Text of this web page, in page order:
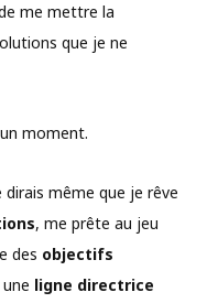
me mettre la
que je ne
moment.
dirais même que je rêve
, me prête au jeu
des objectifs
ligne directrice